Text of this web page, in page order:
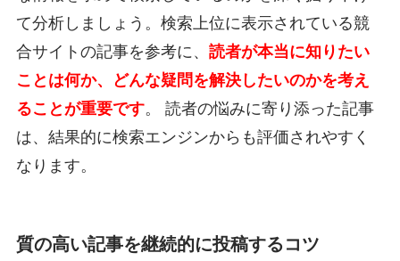
て分析しましょう。検索上位に表示されている競
合サイトの記事を参考に、 読者が本当に知りたい
ことは何か、どんな疑問を解決したいのかを考え
ることが重要です。 読者の悩みに寄り添った記事
は、結果的に検索エンジンからも評価されやすく
なります。
質の高い記事を継続的に投稿するコツ